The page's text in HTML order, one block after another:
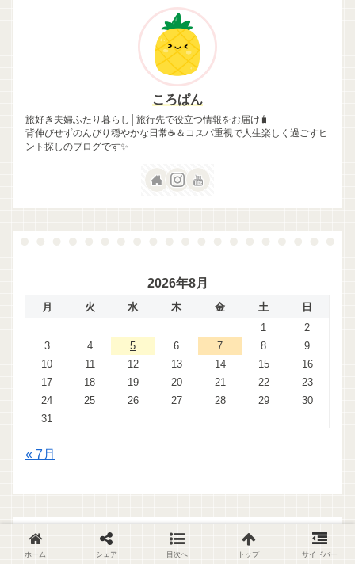
ころぱん
旅好き夫婦ふたり暮らし│旅行先で役立つ情報をお届け🧳
背伸びせずのんびり穏やかな日常☕＆コスパ重視で人生楽しく過ごすヒ
ント探しのブログです✨
2026年8月
月 火 水 木 金 土
日
1
2
3
4 5 6 7 8
9
10
11 12 13 14 15
16
17
18 19 20 21 22
23
24
25 26 27 28 29
30
31
« 7月
ホーム シェア 目次へ トップ サイドバー